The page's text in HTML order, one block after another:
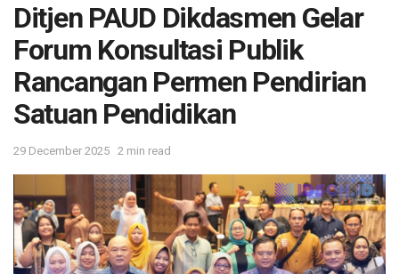
Ditjen PAUD Dikdasmen Gelar
Forum Konsultasi Publik
Rancangan Permen Pendirian
Satuan Pendidikan
29 December 2025 2 min read